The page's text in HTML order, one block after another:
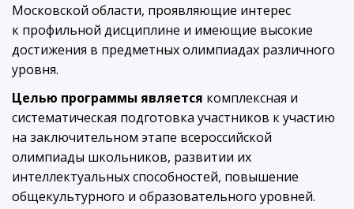
Московской области, проявляющие интерес
к профильной дисциплине и имеющие высокие
достижения в предметных олимпиадах различного
уровня.
Целью программы является комплексная и
систематическая подготовка участников к участию
на заключительном этапе всероссийской
олимпиады школьников, развитии их
интеллектуальных способностей, повышение
общекультурного и образовательного уровней.